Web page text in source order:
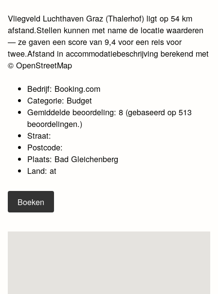
Vliegveld Luchthaven Graz (Thalerhof) ligt op 54 km
afstand.Stellen kunnen met name de locatie waarderen
— ze gaven een score van 9,4 voor een reis voor
twee.Afstand in accommodatiebeschrijving berekend met
© OpenStreetMap
Bedrijf: Booking.com
Categorie: Budget
Gemiddelde beoordeling: 8 (gebaseerd op 513
beoordelingen.)
Straat:
Postcode:
Plaats: Bad Gleichenberg
Land: at
Boeken